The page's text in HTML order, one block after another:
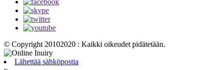
© Copyright 20102020 : Kaikki oikeudet pidätetään.
Lähettää sähköpostia